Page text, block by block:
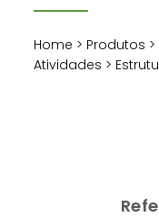
Home > Produtos >
Atividades >